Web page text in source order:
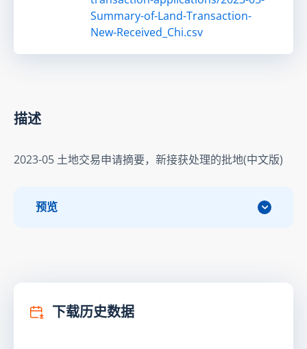
Summary-of-Land-Transaction-
New-Received_Chi.csv
描述
2023-05 土地交易申请摘要，新接获处理的批地(中文版)
预览
下载历史数据